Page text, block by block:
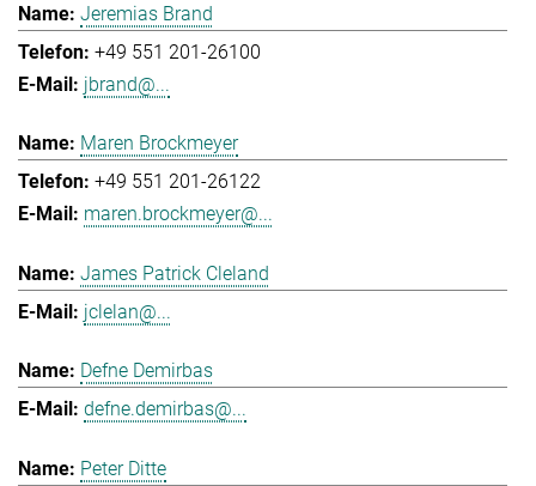
Jeremias Brand
+49 551 201-26100
jbrand@...
Maren Brockmeyer
+49 551 201-26122
maren.brockmeyer@...
James Patrick Cleland
jclelan@...
Defne Demirbas
defne.demirbas@...
Peter Ditte